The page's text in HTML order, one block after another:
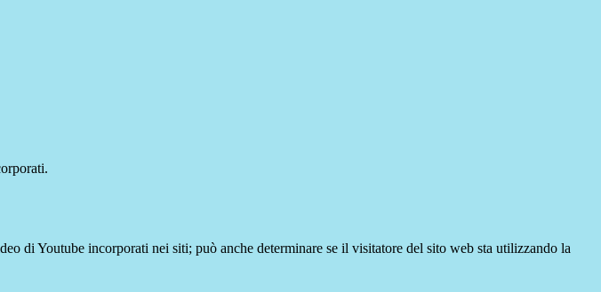
di Youtube incorporati nei siti; può anche determinare se il visitatore del sito web sta utilizzando la